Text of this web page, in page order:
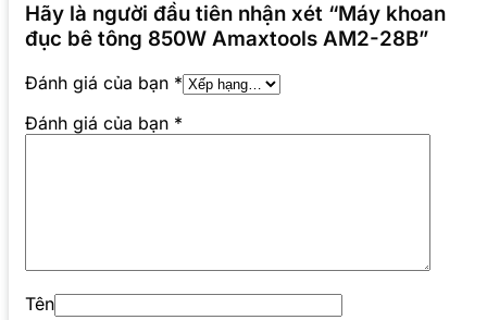
Hãy là người đầu tiên nhận xét “Máy khoan
đục bê tông 850W Amaxtools AM2-28B”
Đánh giá của bạn *
Đánh giá của bạn *
Tên